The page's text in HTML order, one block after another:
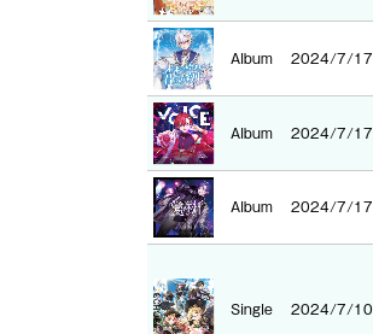
Album 2024/7/17
Album 2024/7/17
Album 2024/7/17
Single 2024/7/10